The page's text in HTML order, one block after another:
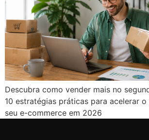
Descubra como vender mais no
10 estratégias práticas para acelerar
seu e-commerce em 2026